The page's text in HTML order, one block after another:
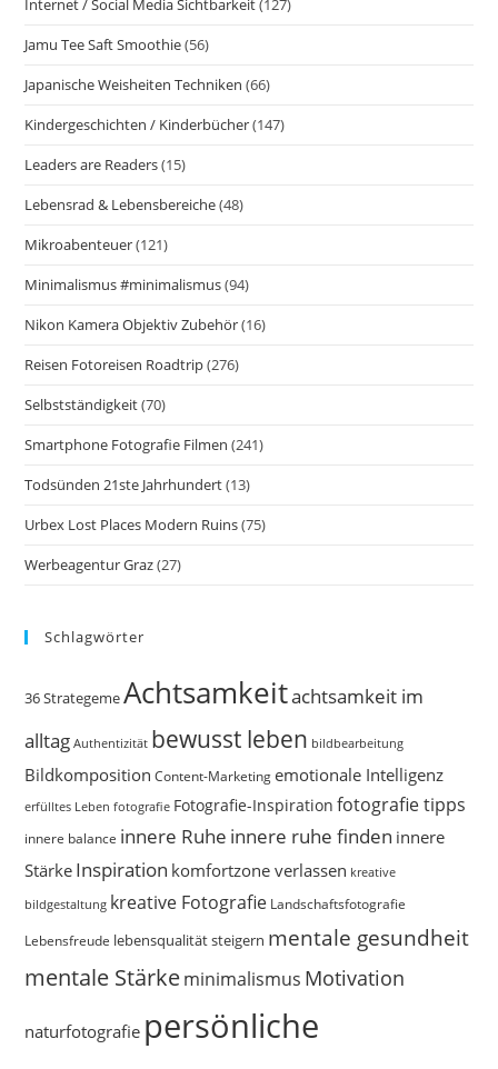
Internet / Social Media Sichtbarkeit(127)
Jamu Tee Saft Smoothie(56)
Japanische Weisheiten Techniken (66)
Kindergeschichten / Kinderbücher(147)
Leaders are Readers(15)
Lebensrad & Lebensbereiche(48)
Mikroabenteuer(121)
Minimalismus #minimalismus(94)
Nikon Kamera Objektiv Zubehör(16)
Reisen Fotoreisen Roadtrip(276)
Selbstständigkeit(70)
Smartphone Fotografie Filmen (241)
Todsünden 21ste Jahrhundert(13)
Urbex Lost Places Modern Ruins(75)
Werbeagentur Graz(27)
Schlagwörter
36 StrategemeAchtsamkeitachtsamkeit im
alltag Authentizität bewusst leben bildbearbeitung
Bildkomposition Content-Marketing emotionale Intelligenz
erfülltes Leben fotografie Fotografie-Inspiration fotografie tipps
innere balance innere Ruhe innere ruhe finden innere
Stärke Inspiration komfortzone verlassen kreative
bildgestaltung kreative Fotografie Landschaftsfotografie
Lebensfreude lebensqualität steigern mentale gesundheit
mentale Stärkeminimalismus Motivation
naturfotografie persönliche